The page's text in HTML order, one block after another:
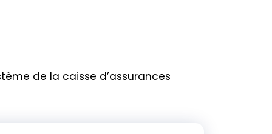
de la caisse d’assurances